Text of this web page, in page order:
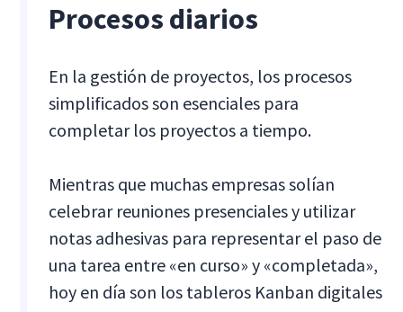
Procesos diarios
En la gestión de proyectos, los procesos
simplificados son esenciales para
completar los proyectos a tiempo.
Mientras que muchas empresas solían
celebrar reuniones presenciales y utilizar
notas adhesivas para representar el paso de
una tarea entre «en curso» y «completada»,
hoy en día son los tableros Kanban digitales